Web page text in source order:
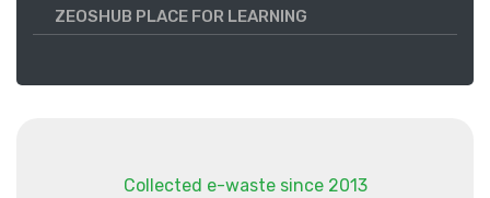
ZEOSHUB PLACE FOR LEARNING
Collected e-waste since 2013